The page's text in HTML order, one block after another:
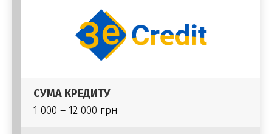
СУМА КРЕДИТУ
1 000 – 12 000 грн